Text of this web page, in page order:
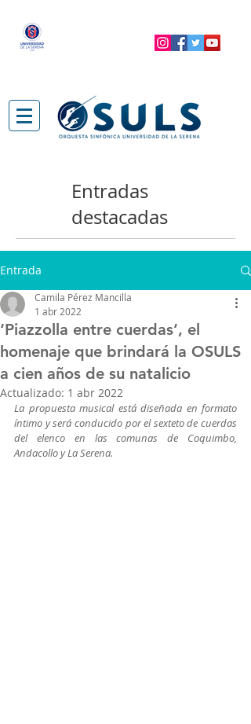
Entradas
destacadas
Entrada
‘Piazzolla entre cuerdas’, el
homenaje que brindará la OSULS
a cien años de su natalicio
Camila Pérez Mancilla
1 abr 2022
Actualizado: 1 abr 2022
La propuesta musical está diseñada en formato
íntimo y será conducido por el sexteto de cuerdas
del elenco en las comunas de Coquimbo,
Andacollo y La Serena.